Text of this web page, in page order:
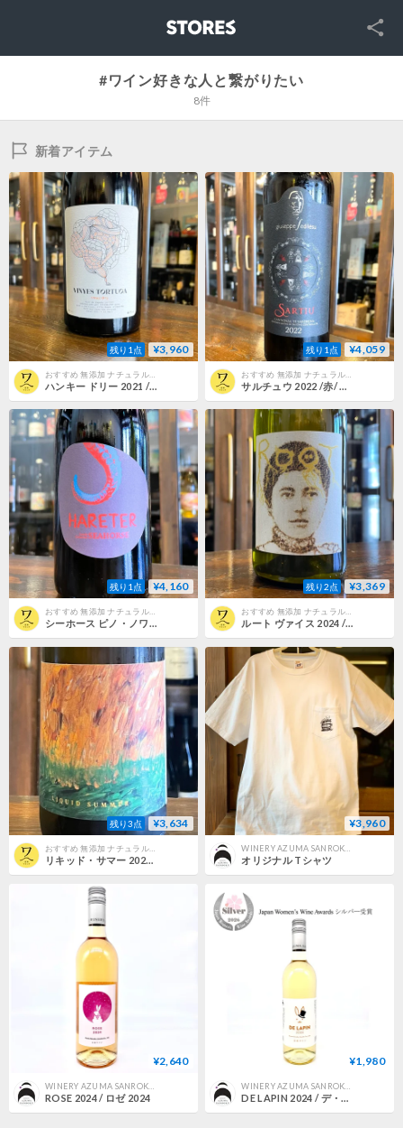
SNS
#ワイン好きな人と繋がりたい
8件
新着アイテム
残り1点 ¥3,960
おすすめ 無添加 ナチュラルワイン（ナチュール） | こだわり ナチュラルワイン 北摂ワインズ
ハンキー ドリー 2021 /赤/ ヴィニエス・トルトゥーガ / スペイン・カタルーニャ州 / SO2 無添加
残り1点 ¥4,059
サルチュウ 2022 /赤/ ジュゼッペ・セディレズ / イタリア・ サルデーニャ / SO2 35mg/L
残り1点 ¥4,160
おすすめ 無添加 ナチュラルワイン（ナチュール） | こだわり ナチュラルワイン 北摂ワインズ
シーホース ピノ・ノワール 2025 /赤 / ハレタ / オーストリア ・ブルゲンラント州 / SO2 30mg/l
残り2点 ¥3,369
ルート ヴァイス 2024 /ライトオレンジ / ハレタ / オーストリア ・ブルゲンラント州 / SO2 21mg/l
残り3点 ¥3,634
おすすめ 無添加 ナチュラルワイン（ナチュール） | こだわり ナチュラルワイン 北摂ワインズ
リキッド・サマー 2024 /白 / トゥレイ・チャラーディ・ピンツェート / ハンガリー ・コマーロム-エステルゴム・バイ / SO2 10mg/L以下
¥3,960
WINERY AZUMA SANROKU 【ワイナリー吾妻山麓】
オリジナル Tシャツ
¥2,640
ROSE 2024 / ロゼ 2024
¥1,980